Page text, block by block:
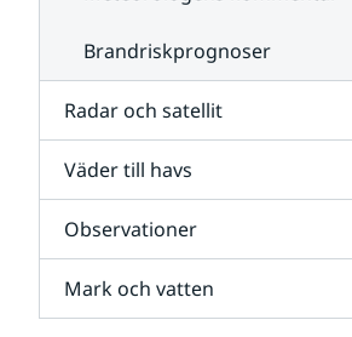
Brandriskprognoser
Radar och satellit
Väder till havs
Observationer
Mark och vatten